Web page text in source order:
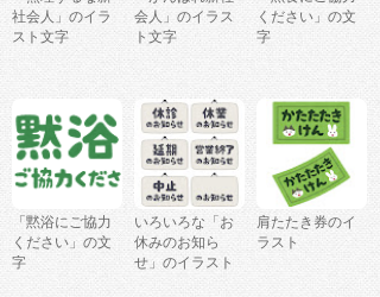
社会人」のイラ
スト文字
会人」のイラス
ト文字
ください」の文
字
「黙浴にご協力
ください」の文
字
いろいろな「お
休みのお知ら
せ」のイラスト
肩たたき券のイ
ラスト